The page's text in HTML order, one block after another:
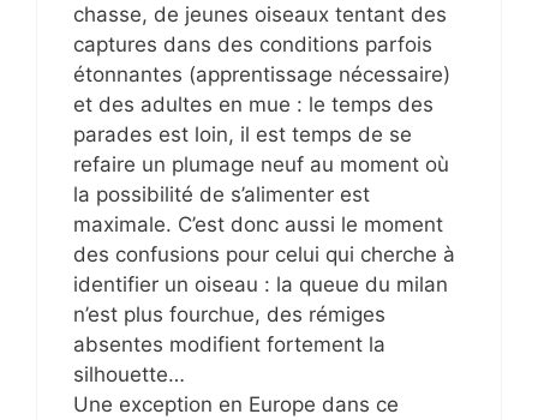
chasse, de jeunes oiseaux tentant des
captures dans des conditions parfois
étonnantes (apprentissage nécessaire)
et des adultes en mue : le temps des
parades est loin, il est temps de se
refaire un plumage neuf au moment où
la possibilité de s’alimenter est
maximale. C’est donc aussi le moment
des confusions pour celui qui cherche à
identifier un oiseau : la queue du milan
n’est plus fourchue, des rémiges
absentes modifient fortement la
silhouette…
Une exception en Europe dans ce